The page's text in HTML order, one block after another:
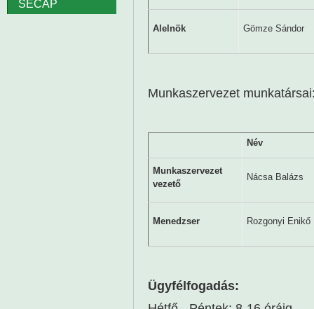
Alelnök Gömze Sándor
Munkaszervezet
Név
Munkaszervezet
vezető
Nácsa Balázs
Menedzser Rozgonyi Enikő
Ügyfélfogadás:
SECAP